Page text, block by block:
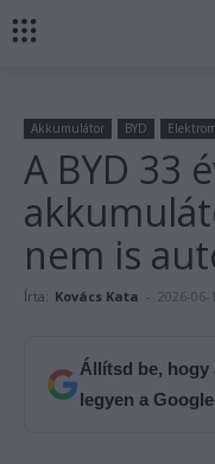
Akkumulátor BYD
A BYD 33
nem is
Írta: Kovács Kata - 2026-06-
Állítsd be, hogy
legyen a